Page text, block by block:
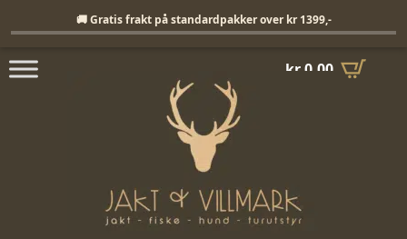
kr0,00
🚚 Gratis frakt på standardpakker over kr 1399,-